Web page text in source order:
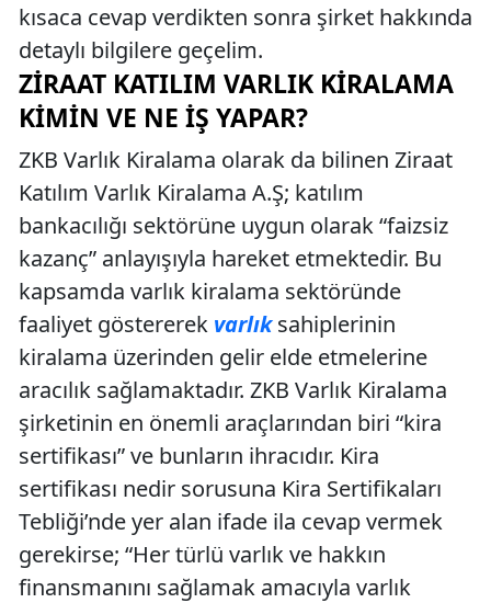
kısaca cevap verdikten sonra şirket hakkında
detaylı bilgilere geçelim.
ZIRAAT KATILIM VARLIK KIRALAMA
KIMIN VE NE İŞ YAPAR?
ZKB Varlık Kiralama olarak da bilinen Ziraat
Katılım Varlık Kiralama A.Ş; katılım
bankacılığı sektörüne uygun olarak “faizsiz
kazanç” anlayışıyla hareket etmektedir. Bu
kapsamda varlık kiralama sektöründe
faaliyet göstererek varlıksahiplerinin
kiralama üzerinden gelir elde etmelerine
aracılık sağlamaktadır. ZKB Varlık Kiralama
şirketinin en önemli araçlarından biri “kira
sertifikası” ve bunların ihracıdır. Kira
sertifikası nedir sorusuna Kira Sertifikaları
Tebliği’nde yer alan ifade ila cevap vermek
gerekirse; “Her türlü varlık ve hakkın
finansmanını sağlamak amacıyla varlık